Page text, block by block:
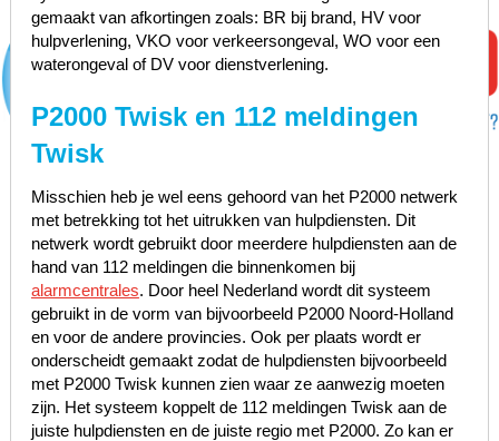
gemaakt van afkortingen zoals: BR bij brand, HV voor
hulpverlening, VKO voor verkeersongeval, WO voor een
waterongeval of DV voor dienstverlening.
P2000 Twisk en 112 meldingen
Twisk
Misschien heb je wel eens gehoord van het P2000 netwerk
met betrekking tot het uitrukken van hulpdiensten. Dit
netwerk wordt gebruikt door meerdere hulpdiensten aan de
hand van 112 meldingen die binnenkomen bij
alarmcentrales. Door heel Nederland wordt dit systeem
gebruikt in de vorm van bijvoorbeeld P2000 Noord-Holland
en voor de andere provincies. Ook per plaats wordt er
onderscheidt gemaakt zodat de hulpdiensten bijvoorbeeld
met P2000 Twisk kunnen zien waar ze aanwezig moeten
zijn. Het systeem koppelt de 112 meldingen Twisk aan de
juiste hulpdiensten en de juiste regio met P2000. Zo kan er